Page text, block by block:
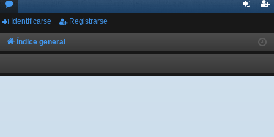
or
os
ar
ist
rs
Identificarse Registrarse
Índice general